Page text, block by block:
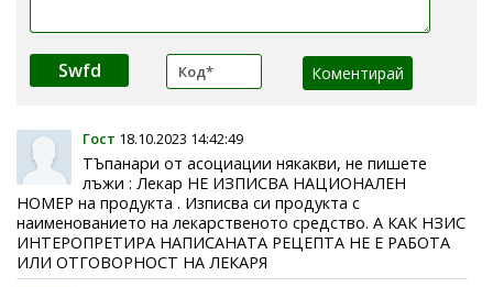
Swfd
Гост 18.10.2023 14:42:49
ТЪпанари от асоциации някакви, не пишете
лъжи : Лекар НЕ ИЗПИСВА НАЦИОНАЛЕН
НОМЕР на продукта . Изписва си продукта с
наименованието на лекарственото средство. А КАК НЗИС
ИНТЕРОПРЕТИРА НАПИСАНАТА РЕЦЕПТА НЕ Е РАБОТА
ИЛИ ОТГОВОРНОСТ НА ЛЕКАРЯ